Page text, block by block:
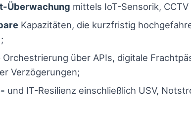
Überwachung mittels IoT-Sensorik,
Kapazitäten, die kurzfristig
Orchestrierung über APIs, digitale
Verzögerungen;
und IT-Resilienz einschließlich USV,